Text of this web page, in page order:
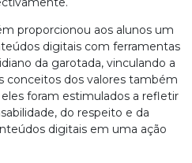
proporcionou aos alunos um
digitais com ferramentas
da garotada, vinculando a
conceitos dos valores também
foram estimulados a refletir
do respeito e da
digitais em uma ação